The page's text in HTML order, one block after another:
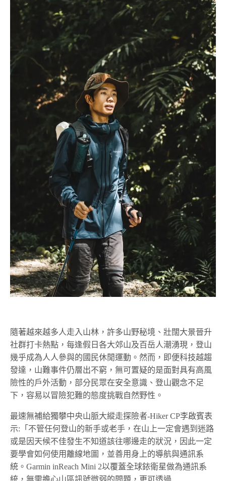
隨著越來越多人走入山林，許多山野秘境、壯闊大景晉升
社群打卡熱點，每逢假日各大郊山及百岳人潮湧現，登山
幾乎成為人人參與的國民休閒運動。然而，即便科技越趨
發達，山難事件仍層出不窮，無可置疑的是面對具有高風
險性的戶外活動，部分民眾在安全意識、登山觀念不足
下，容易以冒險犯難的態度挑戰自然野性。
最速無補給獨攀中央山脈大縱走探險者-Hiker CP李啟賓表
示:「不管任何登山的新手或老手，在山上一定會遇到迷路
或是因天候不佳發生不知道該往哪邊走的狀況，因此一定
要學會如何使用離線地圖，並善用身上的導航與通訊系
統。Garmin inReach Mini 2以覆蓋全球銥衛星做為通訊系
統，無需擔心山區訊號微弱的問題，更可透過